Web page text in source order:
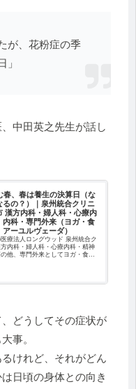
が、花粉症の季
中田英之先生が話し
春、春は養生の決算日（な
るの？）｜泉州統合クリニ
漢方内科・婦人科・心療内
内科・専門外来（ヨガ・食
ーユルヴェーダ）
療法人ロングウッド 泉州統合ク
内科・婦人科・心療内科・精神
他、専門外来としてヨガ・食養
づき本来体がもっている力を引
中心に、ヨガ、鍼灸、食養生な
どうしてその症状が
事。
けれど、それがどん
日頃の身体との向き